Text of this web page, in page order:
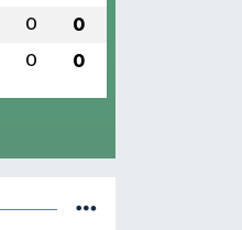
0 0
0 0